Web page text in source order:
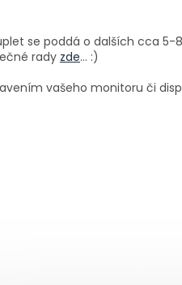
se poddá o dalších cca 5-
rady zde... :)
vašeho monitoru či